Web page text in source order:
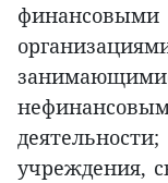
учреждения,